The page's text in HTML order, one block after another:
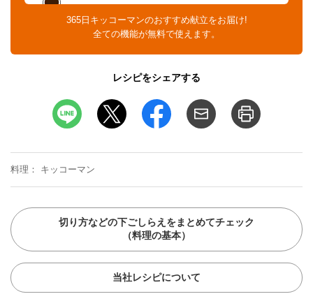
365日キッコーマンのおすすめ献立をお届け!
全ての機能が無料で使えます。
レシピをシェアする
料理 キッコーマン
切り方などの下ごしらえをまとめてチェック
（料理の基本）
当社レシピについて